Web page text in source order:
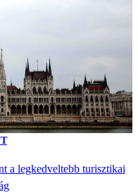
a legkedveltebb turisztikai